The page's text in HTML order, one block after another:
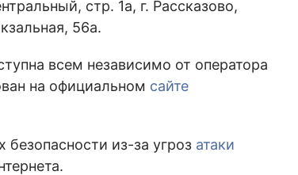
стр. 1а, г. Рассказово,
56а.
всем независимо от оператора
на официальном сайте
из-за угроз атаки